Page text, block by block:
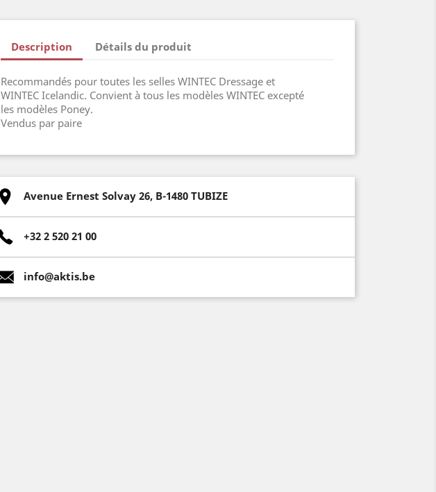
Description Détails du produit
Recommandés pour toutes les selles WINTEC Dressage et
WINTEC Icelandic. Convient à tous les modèles WINTEC excepté
les modèles Poney.
Vendus par paire
Avenue Ernest Solvay 26, B-1480 TUBIZE
+32 2 520 21 00
info@aktis.be